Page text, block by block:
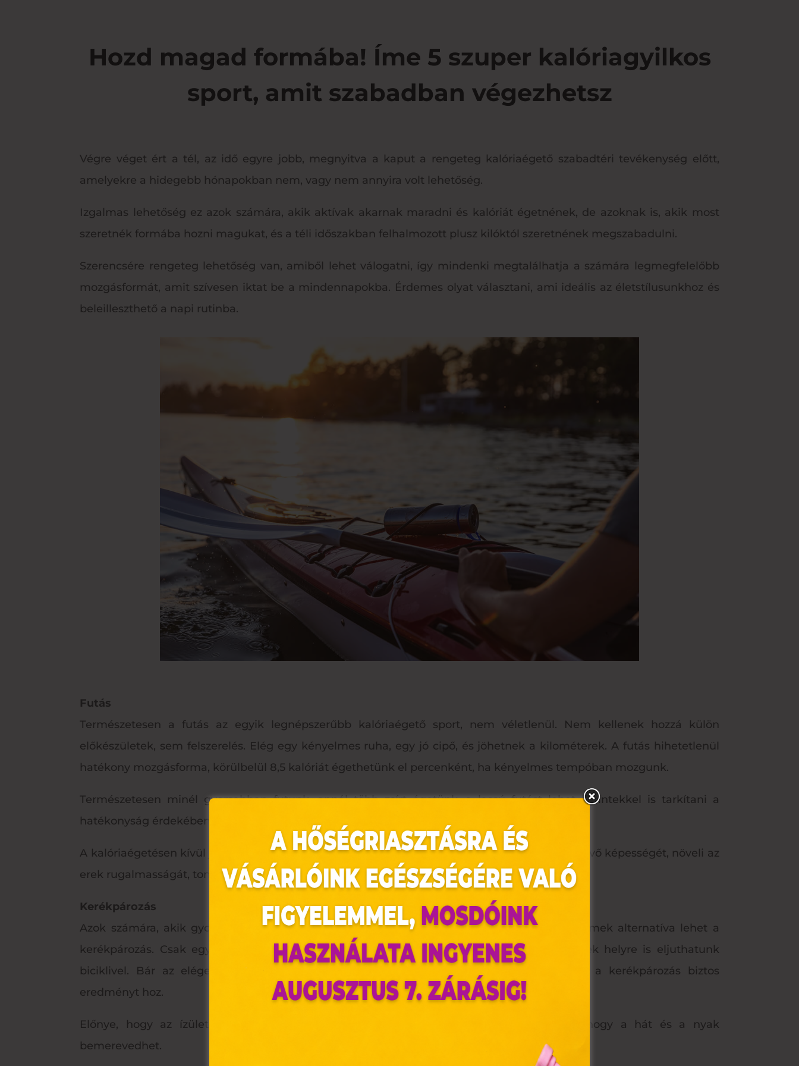
Hozd magad formába! Íme 5 szuper kalóriagyilkos
sport, amit szabadban végezhetsz
Végre véget ért a tél, az idő egyre jobb, megnyitva a kaput a rengeteg kalóriaégető szabadtéri tevékenység előtt,
amelyekre a hidegebb hónapokban nem, vagy nem annyira volt lehetőség.
Izgalmas lehetőség ez azok számára, akik aktívak akarnak maradni és kalóriát égetnének, de azoknak is, akik most
szeretnék formába hozni magukat, és a téli időszakban felhalmozott plusz kilóktól szeretnének megszabadulni.
Szerencsére rengeteg lehetőség van, amiből lehet válogatni, így mindenki megtalálhatja a számára legmegfelelőbb
mozgásformát, amit szívesen iktat be a mindennapokba. Érdemes olyat választani, ami ideális az életstílusunkhoz és
beleilleszthető a napi rutinba.
Futás
Természetesen a futás az egyik legnépszerűbb kalóriaégető sport, nem véletlenül. Nem kellenek hozzá külön
előkészületek, sem felszerelés. Elég egy kényelmes ruha, egy jó cipő, és jöhetnek a kilométerek. A futás hihetetlenül
hatékony mozgásforma, körülbelül 8,5 kalóriát égethetünk el percenként, ha kényelmes tempóban mozgunk.
Természetesen minél gyorsabban futunk, annál több zsírt égetünk, a lassú futást lehet sprintekkel is tarkítani a
hatékonyság érdekében.
A kalóriaégetésen kívül jótékony hatással van az immunrendszerre, fokozza a tüdő oxigénfelvevő képességét, növeli az
erek rugalmasságát, tonizálja az alsótestet, és a szívre is jó hatással van.
Kerékpározás
Azok számára, akik gyors tempójú tevékenységet keresnek, ami a kalóriákat is jól égeti, remek alternatíva lehet a
kerékpározás. Csak egy óra pedálozás rengeteg kalóriát éget el, ráadásul egy csomó remek helyre is eljuthatunk
biciklivel. Bár az elégetett kalória mennyisége a súlyunktól és az intenzitásunktól függ, a kerékpározás biztos
eredményt hoz.
Előnye, hogy az ízületek nem terhelődnek annyira, mint a futásnál, hátránya viszont, hogy a hát és a nyak
bemerevedhet.
Ez az oldal sütiket használ
Weboldalunkon „cookie"-kat (továbbiakban „süti") alkalmazunk. Ezek olyan
fájlok, melyek információt tárolnak webes böngészőjében. Ehhez az Ön
elektronikus kereskedelmi szolgáltatások, az információs társadalommal